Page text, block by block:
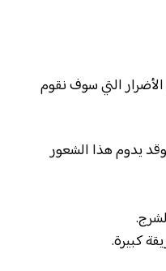
التي سوف نقوم
يدوم هذا الشعور
كبيرة.